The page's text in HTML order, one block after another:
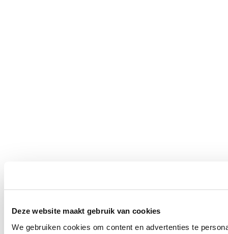
Deze website maakt gebruik van cookies
We gebruiken cookies om content en advertenties te